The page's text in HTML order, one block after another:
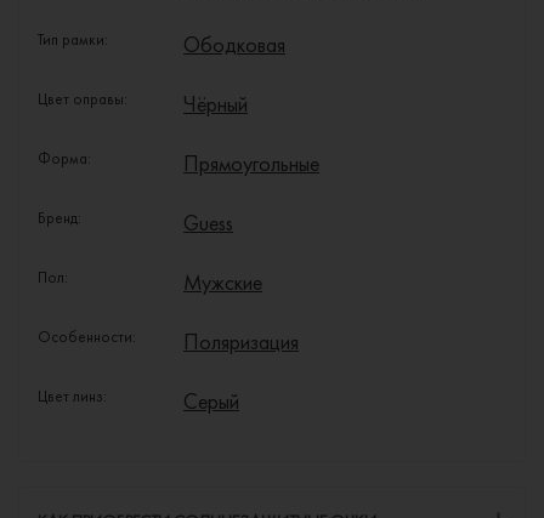
Тип рамки: Ободковая
Цвет оправы: Чёрный
Форма: Прямоугольные
Бренд: Guess
Пол: Мужские
Особенности: Поляризация
Цвет линз: Серый